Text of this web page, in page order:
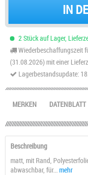
IN
2 Stück auf Lager,
Wiederbeschaffungszeit
(31.08.2026) mit einer
Lagerbestandsupdate:
DATENBLATT
MERKEN
Beschreibung
matt, mit Rand,
abwaschbar, für... mehr